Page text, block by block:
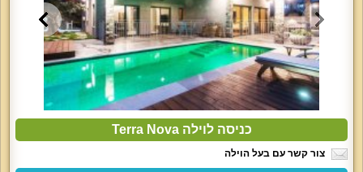
כניסה לוילה Terra Nova
צור קשר עם בעל הוילה